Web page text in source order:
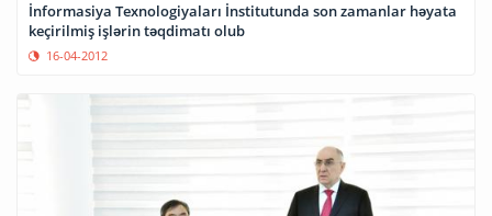
İnformasiya Texnologiyaları İnstitutunda son zamanlar həyata
keçirilmiş işlərin təqdimatı olub
16-04-2012